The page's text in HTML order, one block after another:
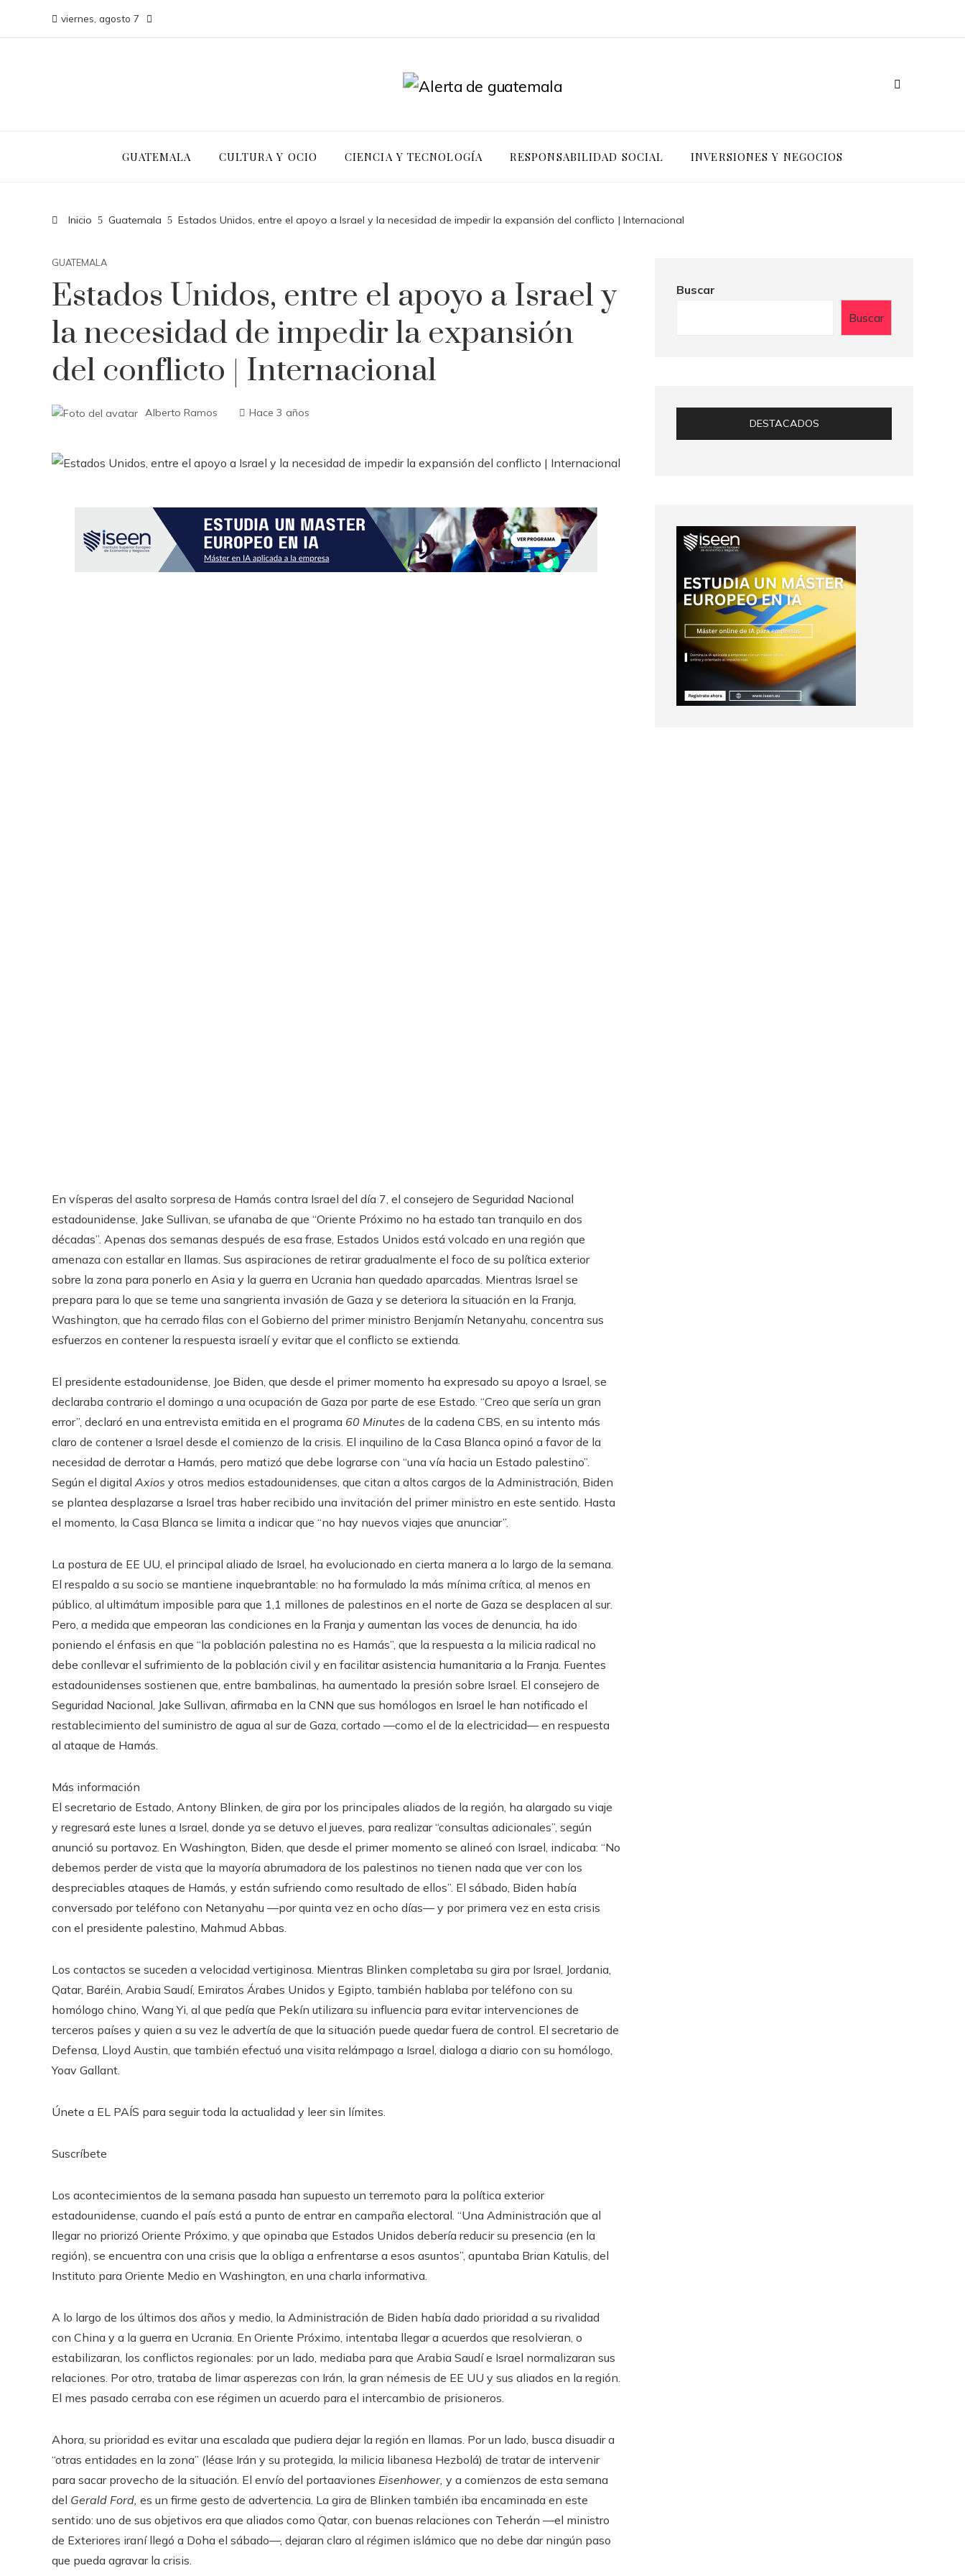
viernes, agosto 7
GUATEMALA CULTURA Y OCIO CIENCIA Y TECNOLOGÍA RESPONSABILIDAD SOCIAL INVERSIONES Y NEGOCIOS
Inicio Guatemala Estados Unidos, entre el apoyo a Israel y la necesidad de impedir la expansión del conflicto | Internacional
GUATEMALA
Estados Unidos, entre el apoyo a Israel y
la necesidad de impedir la expansión
del conflicto | Internacional
Alberto Ramos Hace 3 años
En vísperas del asalto sorpresa de Hamás contra Israel del día 7, el consejero de Seguridad Nacional
estadounidense, Jake Sullivan, se ufanaba de que “Oriente Próximo no ha estado tan tranquilo en dos
décadas”. Apenas dos semanas después de esa frase, Estados Unidos está volcado en una región que
amenaza con estallar en llamas. Sus aspiraciones de retirar gradualmente el foco de su política exterior
sobre la zona para ponerlo en Asia y la guerra en Ucrania han quedado aparcadas. Mientras Israel se
prepara para lo que se teme una sangrienta invasión de Gaza y se deteriora la situación en la Franja,
Washington, que ha cerrado filas con el Gobierno del primer ministro Benjamín Netanyahu, concentra sus
esfuerzos en contener la respuesta israelí y evitar que el conflicto se extienda.
El presidente estadounidense, Joe Biden, que desde el primer momento ha expresado su apoyo a Israel, se
declaraba contrario el domingo a una ocupación de Gaza por parte de ese Estado. “Creo que sería un gran
error”, declaró en una entrevista emitida en el programa 60 Minutes de la cadena CBS, en su intento más
claro de contener a Israel desde el comienzo de la crisis. El inquilino de la Casa Blanca opinó a favor de la
necesidad de derrotar a Hamás, pero matizó que debe lograrse con “una vía hacia un Estado palestino”.
Según el digital Axios y otros medios estadounidenses, que citan a altos cargos de la Administración, Biden
se plantea desplazarse a Israel tras haber recibido una invitación del primer ministro en este sentido. Hasta
el momento, la Casa Blanca se limita a indicar que “no hay nuevos viajes que anunciar”.
La postura de EE UU, el principal aliado de Israel, ha evolucionado en cierta manera a lo largo de la semana.
El respaldo a su socio se mantiene inquebrantable: no ha formulado la más mínima crítica, al menos en
público, al ultimátum imposible para que 1,1 millones de palestinos en el norte de Gaza se desplacen al sur.
Pero, a medida que empeoran las condiciones en la Franja y aumentan las voces de denuncia, ha ido
poniendo el énfasis en que “la población palestina no es Hamás”, que la respuesta a la milicia radical no
debe conllevar el sufrimiento de la población civil y en facilitar asistencia humanitaria a la Franja. Fuentes
estadounidenses sostienen que, entre bambalinas, ha aumentado la presión sobre Israel. El consejero de
Seguridad Nacional, Jake Sullivan, afirmaba en la CNN que sus homólogos en Israel le han notificado el
restablecimiento del suministro de agua al sur de Gaza, cortado —como el de la electricidad— en respuesta
al ataque de Hamás.
Más información
El secretario de Estado, Antony Blinken, de gira por los principales aliados de la región, ha alargado su viaje
y regresará este lunes a Israel, donde ya se detuvo el jueves, para realizar “consultas adicionales”, según
anunció su portavoz. En Washington, Biden, que desde el primer momento se alineó con Israel, indicaba: “No
debemos perder de vista que la mayoría abrumadora de los palestinos no tienen nada que ver con los
despreciables ataques de Hamás, y están sufriendo como resultado de ellos”. El sábado, Biden había
conversado por teléfono con Netanyahu —por quinta vez en ocho días— y por primera vez en esta crisis
con el presidente palestino, Mahmud Abbas.
Los contactos se suceden a velocidad vertiginosa. Mientras Blinken completaba su gira por Israel, Jordania,
Qatar, Baréin, Arabia Saudí, Emiratos Árabes Unidos y Egipto, también hablaba por teléfono con su
homólogo chino, Wang Yi, al que pedía que Pekín utilizara su influencia para evitar intervenciones de
terceros países y quien a su vez le advertía de que la situación puede quedar fuera de control. El secretario de
Defensa, Lloyd Austin, que también efectuó una visita relámpago a Israel, dialoga a diario con su homólogo,
Yoav Gallant.
Únete a EL PAÍS para seguir toda la actualidad y leer sin límites.
Suscríbete
Los acontecimientos de la semana pasada han supuesto un terremoto para la política exterior
estadounidense, cuando el país está a punto de entrar en campaña electoral. “Una Administración que al
llegar no priorizó Oriente Próximo, y que opinaba que Estados Unidos debería reducir su presencia (en la
región), se encuentra con una crisis que la obliga a enfrentarse a esos asuntos”, apuntaba Brian Katulis, del
Instituto para Oriente Medio en Washington, en una charla informativa.
A lo largo de los últimos dos años y medio, la Administración de Biden había dado prioridad a su rivalidad
con China y a la guerra en Ucrania. En Oriente Próximo, intentaba llegar a acuerdos que resolvieran, o
estabilizaran, los conflictos regionales: por un lado, mediaba para que Arabia Saudí e Israel normalizaran sus
relaciones. Por otro, trataba de limar asperezas con Irán, la gran némesis de EE UU y sus aliados en la región.
El mes pasado cerraba con ese régimen un acuerdo para el intercambio de prisioneros.
Ahora, su prioridad es evitar una escalada que pudiera dejar la región en llamas. Por un lado, busca disuadir a
“otras entidades en la zona” (léase Irán y su protegida, la milicia libanesa Hezbolá) de tratar de intervenir
para sacar provecho de la situación. El envío del portaaviones Eisenhower, y a comienzos de esta semana
del Gerald Ford, es un firme gesto de advertencia. La gira de Blinken también iba encaminada en este
sentido: uno de sus objetivos era que aliados como Qatar, con buenas relaciones con Teherán —el ministro
de Exteriores iraní llegó a Doha el sábado—, dejaran claro al régimen islámico que no debe dar ningún paso
que pueda agravar la crisis.
Buscar
Buscar
DESTACADOS